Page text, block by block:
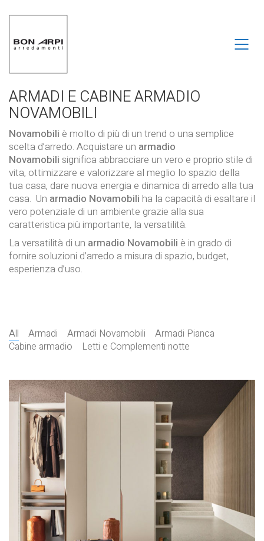
ARMADI E CABINE ARMADIO
NOVAMOBILI
Novamobili è molto di più di un trend o una semplice
scelta d’arredo. Acquistare un armadio
Novamobili significa abbracciare un vero e proprio stile di
vita, ottimizzare e valorizzare al meglio lo spazio della
tua casa, dare nuova energia e dinamica di arredo alla tua
casa. Un armadio Novamobili ha la capacità di esaltare il
vero potenziale di un ambiente grazie alla sua
caratteristica più importante, la versatilità.
La versatilità di un armadio Novamobili è in grado di
fornire soluzioni d’arredo a misura di spazio, budget,
esperienza d’uso.
All Armadi Armadi Novamobili
Armadi Pianca
Cabine armadio
Letti e Complementi notte